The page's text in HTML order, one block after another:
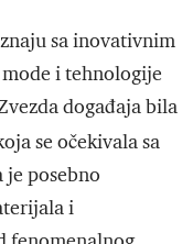
sa inovativnim
i tehnologije
događaja bila
se očekivala sa
posebno
i